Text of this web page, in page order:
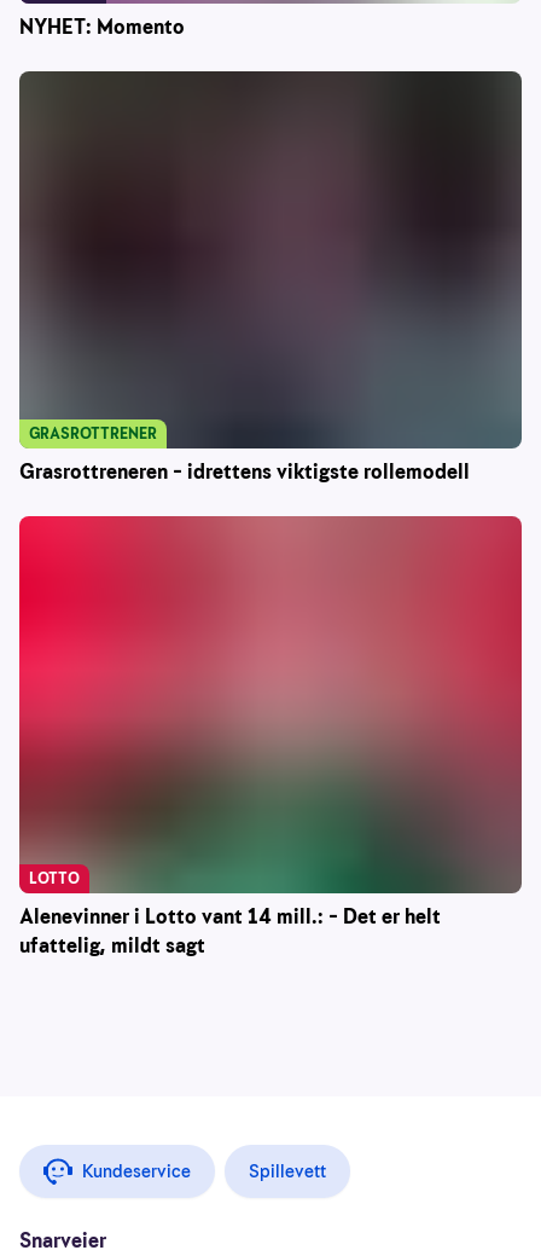
NYHET: Momento
Grasrottreneren – idrettens viktigste rollemodell
GRASROTTRENER
Alenevinner i Lotto vant 14 mill.: – Det er helt
ufattelig, mildt sagt
LOTTO
Kundeservice Spillevett
Snarveier